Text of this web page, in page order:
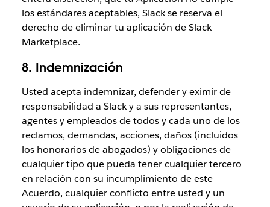
los estándares aceptables, Slack se reserva el
derecho de eliminar tu aplicación de Slack
Marketplace.
8. Indemnización
Usted acepta indemnizar, defender y eximir de
responsabilidad a Slack y a sus representantes,
agentes y empleados de todos y cada uno de los
reclamos, demandas, acciones, daños (incluidos
los honorarios de abogados) y obligaciones de
cualquier tipo que pueda tener cualquier tercero
en relación con su incumplimiento de este
Acuerdo, cualquier conflicto entre usted y un